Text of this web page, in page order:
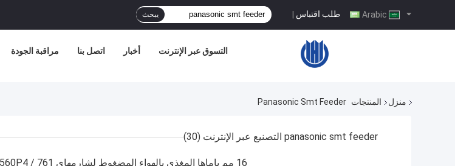
طلب اقتباس | يبحث
مراقبة الجودة اتصل بنا أخبار التسوق عبر الإنترنت
منزل المنتجات Panasonic Smt Feeder
panasonic smt feeder التصنيع عبر الإنترنت (30)